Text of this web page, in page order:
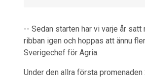
-- Sedan starten har vi varje år
ribban igen och hoppas att ännu
Sverigechef för Agria.
Under den allra första